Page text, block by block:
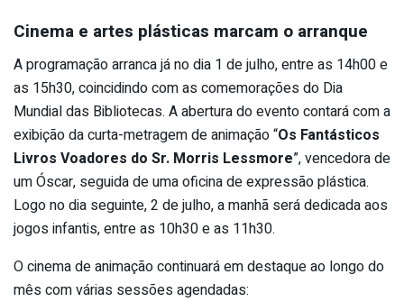
Cinema e artes plásticas marcam o arranque
A programação arranca já no dia 1 de julho, entre as 14h00 e
as 15h30, coincidindo com as comemorações do Dia
Mundial das Bibliotecas. A abertura do evento contará com a
exibição da curta-metragem de animação “Os Fantásticos
Livros Voadores do Sr. Morris Lessmore”, vencedora de
um Óscar, seguida de uma oficina de expressão plástica.
Logo no dia seguinte, 2 de julho, a manhã será dedicada aos
jogos infantis, entre as 10h30 e as 11h30.
O cinema de animação continuará em destaque ao longo do
mês com várias sessões agendadas: